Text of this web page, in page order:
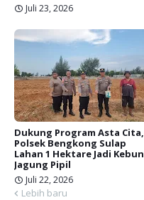
Juli 23, 2026
Dukung Program Asta Cita,
Polsek Bengkong Sulap
Lahan 1 Hektare Jadi Kebun
Jagung Pipil
Juli 22, 2026
Lebih baru